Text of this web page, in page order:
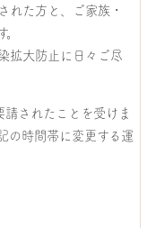
れた方と、ご家族・
拡大防止に日々ご尽
されたことを受けま
の時間帯に変更する運